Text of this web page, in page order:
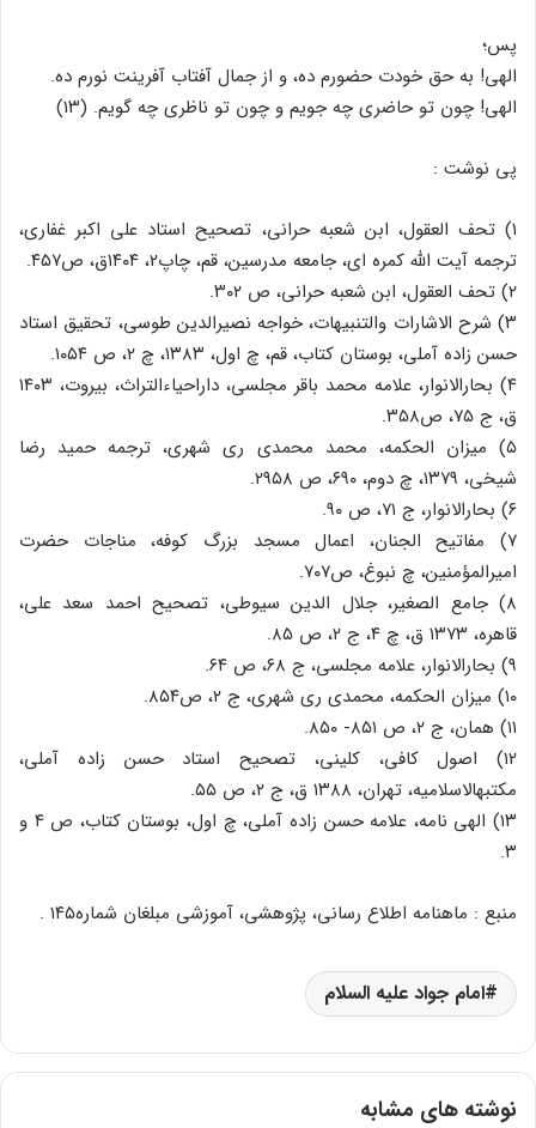
پس؛
الهی! به حق خودت حضورم ده، و از جمال آفتاب آفرینت نورم ده.
الهی! چون تو حاضری چه جویم و چون تو ناظری چه گویم. (۱۳)
پی نوشت :
۱) تحف العقول، ابن شعبه حرانی، تصحیح استاد علی اکبر غفاری،
ترجمه آیت الله کمره ای، جامعه مدرسین، قم، چاپ۲، ۱۴۰۴ق، ص۴۵۷.
۲) تحف العقول، ابن شعبه حرانی، ص ۳۰۲.
۳) شرح الاشارات والتنبیهات، خواجه نصیرالدین طوسی، تحقیق استاد
حسن زاده آملی، بوستان کتاب، قم، چ اول، ۱۳۸۳، چ ۲، ص ۱۰۵۴.
۴) بحارالانوار، علامه محمد باقر مجلسی، داراحیاءالتراث، بیروت، ۱۴۰۳
ق، ج ۷۵، ص۳۵۸.
۵) میزان الحکمه، محمد محمدی ری شهری، ترجمه حمید رضا
شیخی، ۱۳۷۹، چ دوم، ۶۹۰، ص ۲۹۵۸.
۶) بحارالانوار، ج ۷۱، ص ۹۰.
۷) مفاتیح الجنان، اعمال مسجد بزرگ کوفه، مناجات حضرت
امیرالمؤمنین، چ نبوغ، ص۷۰۷.
۸) جامع الصغیر، جلال الدین سیوطی، تصحیح احمد سعد علی،
قاهره، ۱۳۷۳ ق، چ ۴، ج ۲، ص ۸۵.
۹) بحارالانوار، علامه مجلسی، ج ۶۸، ص ۶۴.
۱۰) میزان الحکمه، محمدی ری شهری، ج ۲، ص۸۵۴.
۱۱) همان، ج ۲، ص ۸۵۱- ۸۵۰.
۱۲) اصول کافی، کلینی، تصحیح استاد حسن زاده آملی،
مکتبهالاسلامیه، تهران، ۱۳۸۸ ق، ج ۲، ص ۵۵.
۱۳) الهی نامه، علامه حسن زاده آملی، چ اول، بوستان کتاب، ص ۴ و
۳.
منبع : ماهنامه اطلاع رسانی، پژوهشی، آموزشی مبلغان شماره۱۴۵ .
امام جواد علیه السلام
نوشته های مشابه